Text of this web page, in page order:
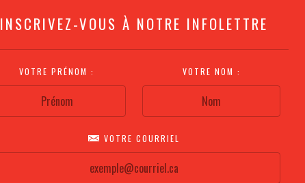
INSCRIVEZ-VOUS À NOTRE INFOLETTRE
VOTRE PRÉNOM : VOTRE NOM :
VOTRE COURRIEL